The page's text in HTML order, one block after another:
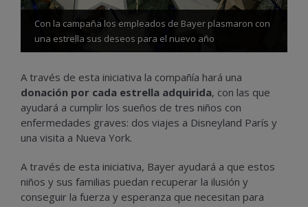
Con la campaña los empleados de Bayer plasmaron con
una estrella sus deseos para el nuevo año
A través de esta iniciativa la compañía hará una
donación por cada estrella adquirida, con las que
ayudará a cumplir los sueños de tres niños con
enfermedades graves: dos viajes a Disneyland París y
una visita a Nueva York.
A través de esta iniciativa, Bayer ayudará a que estos
niños y sus familias puedan recuperar la ilusión y
conseguir la fuerza y esperanza que necesitan para